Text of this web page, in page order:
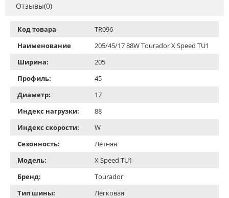
Отзывы(0)
Код товара
TR096
Наименование
205/45/17 88W Tourador X Speed TU1
Ширина:
205
Профиль:
45
Диаметр:
17
Индекс нагрузки:
88
Индекс скорости:
W
Сезонность:
Летняя
Модель:
X Speed TU1
Бренд:
Tourador
Тип шины:
Легковая